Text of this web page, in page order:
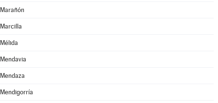
Marañón
Marcilla
Mélida
Mendavia
Mendaza
Mendigorría